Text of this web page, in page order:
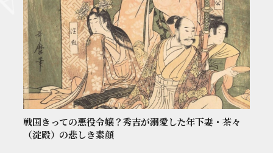
戦国きっての悪役令嬢？秀吉が溺愛した年下妻・茶々
（淀殿）の悲しき素顔